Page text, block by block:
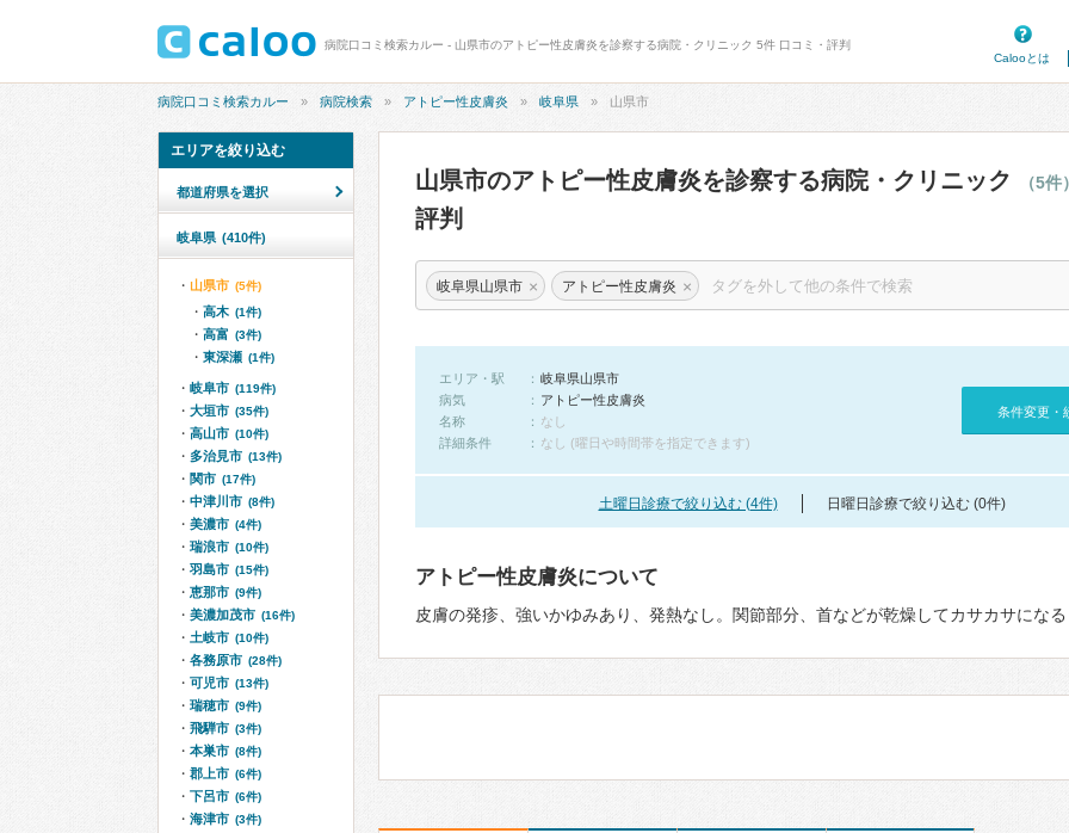
病院口コミ検索カルー - 山県市のアトピー性皮膚炎を診察する病院・クリニック 5件 口コミ・評判
Calooとは
病院口コミ検索カルー 病院検索 アトピー性皮膚炎 岐阜県 山県市
山県市のアトピー性皮膚炎を診察する病院・クリニック （5件
評判
岐阜県山県市 × アトピー性皮膚炎 ×
エリア・駅
岐阜県山県市
病気
アトピー性皮膚炎
名称
なし
詳細条件
なし (曜日や時間帯を指定できます)
条件変更・
土曜日診療で絞り込む (4件) 日曜日診療で絞り込む (0件)
アトピー性皮膚炎について
皮膚の発疹、強いかゆみあり、発熱なし。関節部分、首などが乾燥してカサカサになる
エリアを絞り込む
都道府県を選択
岐阜県 (410件)
山県市 (5件)
高木 (1件)
高富 (3件)
東深瀬 (1件)
岐阜市 (119件)
大垣市 (35件)
高山市 (10件)
多治見市 (13件)
関市 (17件)
中津川市 (8件)
美濃市 (4件)
瑞浪市 (10件)
羽島市 (15件)
恵那市 (9件)
美濃加茂市 (16件)
土岐市 (10件)
各務原市 (28件)
可児市 (13件)
瑞穂市 (9件)
飛騨市 (3件)
本巣市 (8件)
郡上市 (6件)
下呂市 (6件)
海津市 (3件)